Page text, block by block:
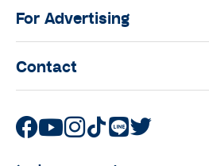
For Advertising
Contact